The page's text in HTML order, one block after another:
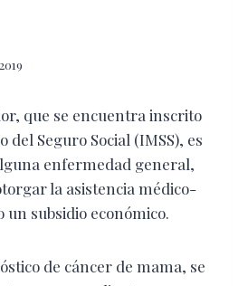
que se encuentra inscrito
Seguro Social (IMSS), es
enfermedad general,
la asistencia médico-
subsidio económico.
de cáncer de mama, se